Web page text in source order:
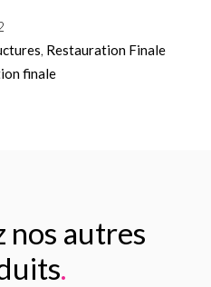
, Restauration Finale
finale
nos autres
.